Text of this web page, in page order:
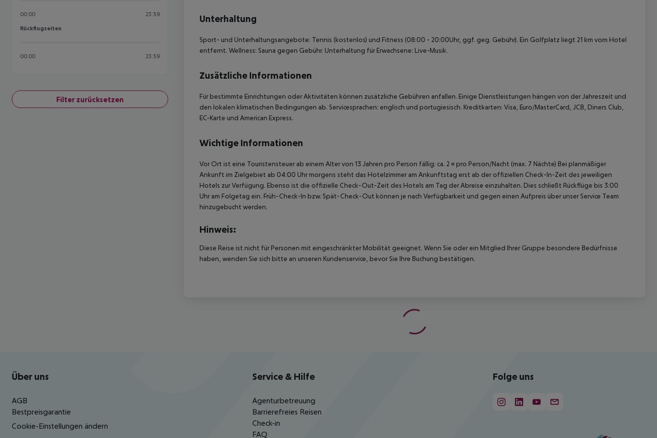
00:00 23:59
Rückflugzeiten
Rückflugzeiten
00:00 23:59
Filter zurücksetzen
Unterhaltung
Sport- und Unterhaltungsangebote: Tennis (kostenlos) und Fitness (08:00 - 20:00Uhr, ggf. geg. Gebühr). Ein Golfplatz liegt 21 km vom Hotel
entfernt. Wellness: Sauna gegen Gebühr. Unterhaltung für Erwachsene: Live-Musik.
Zusätzliche Informationen
Für bestimmte Einrichtungen oder Aktivitäten können zusätzliche Gebühren anfallen. Einige Dienstleistungen hängen von der Jahreszeit und
den lokalen klimatischen Bedingungen ab. Servicesprachen: englisch und portugiesisch. Kreditkarten: Visa, Euro/MasterCard, JCB, Diners Club,
EC-Karte und American Express.
Wichtige Informationen
Vor Ort ist eine Touristensteuer ab einem Alter von 13 Jahren pro Person fällig: ca. 2 ¤ pro Person/Nacht (max. 7 Nächte) Bei planmäßiger
Ankunft im Zielgebiet ab 04:00 Uhr morgens steht das Hotelzimmer am Ankunftstag erst ab der offiziellen Check-In-Zeit des jeweiligen
Hotels zur Verfügung. Ebenso ist die offizielle Check-Out-Zeit des Hotels am Tag der Abreise einzuhalten. Dies schließt Rückflüge bis 3:00
Uhr am Folgetag ein. Früh-Check-In bzw. Spät-Check-Out können je nach Verfügbarkeit und gegen einen Aufpreis über unser Service Team
hinzugebucht werden.
Hinweis:
Diese Reise ist nicht für Personen mit eingeschränkter Mobilität geeignet. Wenn Sie oder ein Mitglied Ihrer Gruppe besondere Bedürfnisse
haben, wenden Sie sich bitte an unseren Kundenservice, bevor Sie Ihre Buchung bestätigen.
Footer navigation
Über uns
AGB
Bestpreisgarantie
Cookie-Einstellungen ändern
Service & Hilfe
Agenturbetreuung
Barrierefreies Reisen
Check-in
FAQ
Folge uns